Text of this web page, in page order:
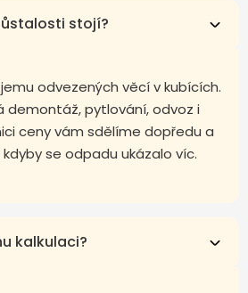
stojí?
odvezených věcí v kubících.
demontáž, pytlování, odvoz i
ceny vám sdělíme dopředu a
se odpadu ukázalo víc.
kalkulaci?